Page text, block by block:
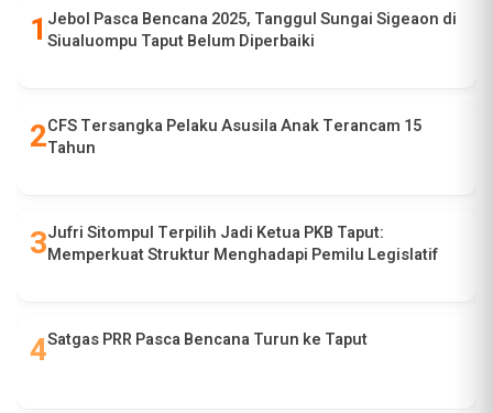
Jebol Pasca Bencana 2025, Tanggul Sungai Sigeaon di
Siualuompu Taput Belum Diperbaiki
CFS Tersangka Pelaku Asusila Anak Terancam 15
Tahun
Jufri Sitompul Terpilih Jadi Ketua PKB Taput:
Memperkuat Struktur Menghadapi Pemilu Legislatif
Satgas PRR Pasca Bencana Turun ke Taput